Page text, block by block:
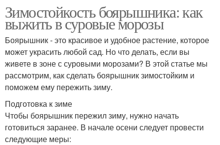
Зимостойкость боярышника: как
выжить в суровые морозы
Боярышник - это красивое и удобное растение, которое
может украсить любой сад. Но что делать, если вы
живете в зоне с суровыми морозами? В этой статье мы
рассмотрим, как сделать боярышник зимостойким и
поможем ему пережить зиму.
Подготовка к зиме
Чтобы боярышник пережил зиму, нужно начать
готовиться заранее. В начале осени следует провести
следующие меры: